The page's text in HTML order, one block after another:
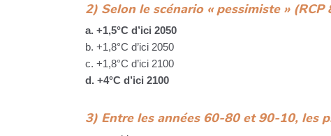
2) Selon le scénario « pessimiste »
a. +1,5°C d’ici 2050
b. +1,8°C d’ici 2050
c. +1,8°C d’ici 2100
d. +4°C d’ici 2100
3) Entre les années 60-80 et 90-10, les